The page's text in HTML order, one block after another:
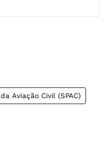
Aviação Civil (SPAC)